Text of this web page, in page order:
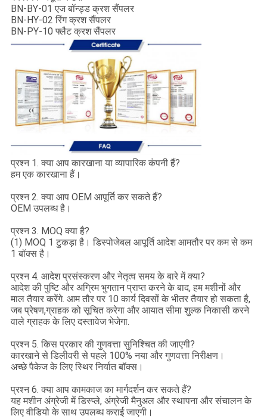
BN-BY-01 एज बॉन्ड्ड क्रश सैंपलर
BN-HY-02 रिंग क्रश सैंपलर
BN-PY-10 फ्लैट क्रश सैंपलर
प्रश्न 1. क्या आप कारखाना या व्यापारिक कंपनी हैं?
हम एक कारखाना हैं।
प्रश्न 2. क्या आप OEM आपूर्ति कर सकते हैं?
OEM उपलब्ध है।
प्रश्न 3. MOQ क्या है?
(1) MOQ 1 टुकड़ा है। डिस्पोजेबल आपूर्ति आदेश आमतौर पर कम से कम
1 बॉक्स है।
प्रश्न 4. आदेश प्रसंस्करण और नेतृत्व समय के बारे में क्या?
आदेश की पुष्टि और अग्रिम भुगतान प्राप्त करने के बाद, हम मशीनों और
माल तैयार करेंगे. आम तौर पर 10 कार्य दिवसों के भीतर तैयार हो सकता है,
जब प्रेषण,ग्राहक को सूचित करेगा और आयात सीमा शुल्क निकासी करने
वाले ग्राहक के लिए दस्तावेज भेजेगा.
प्रश्न 5. किस प्रकार की गुणवत्ता सुनिश्चित की जाएगी?
कारखाने से डिलीवरी से पहले 100% नया और गुणवत्ता निरीक्षण।
अच्छे पैकेज के लिए स्थिर निर्यात बॉक्स।
प्रश्न 6. क्या आप कामकाज का मार्गदर्शन कर सकते हैं?
यह मशीन अंग्रेजी में डिस्प्ले, अंग्रेजी मैनुअल और स्थापना और संचालन के
लिए वीडियो के साथ उपलब्ध कराई जाएगी।